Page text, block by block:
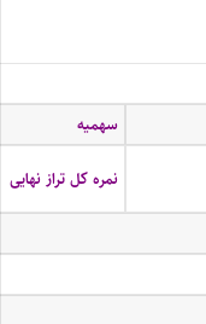
سهمیه
نمره کل تراز نهایی